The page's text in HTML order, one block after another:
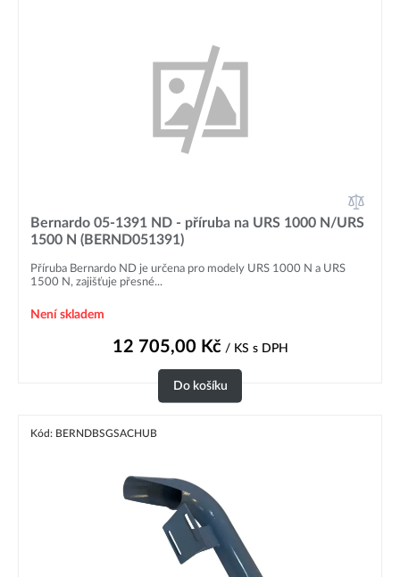
Bernardo 05-1391 ND - příruba na URS 1000 N/URS
1500 N (BERND051391)
Příruba Bernardo ND je určena pro modely URS 1000 N a URS
1500 N, zajišťuje přesné...
Není skladem
12 705,00 Kč/ KS s DPH
Do košíku
Kód: BERNDBSGSACHUB